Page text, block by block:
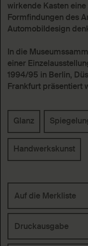
wirkende Kasten
Formfindungen des
Automobildesign
In die
einer
1994/95 in Berlin,
Frankfurt präsentiert
Schlagworte
Glanz
Handwerkskunst
Auf die Merkliste
Druckausgabe